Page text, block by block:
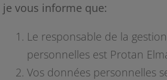
je vous informe que:
Le responsable de la
personnelles est Protan
Vos données personnelles